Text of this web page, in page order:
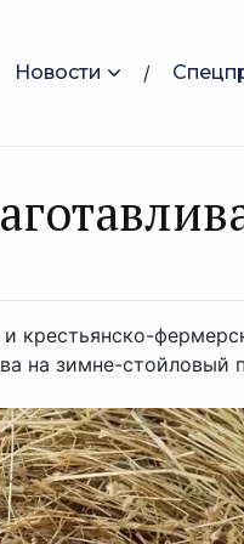
Новости
крестьянско-
на зимне-стойловый